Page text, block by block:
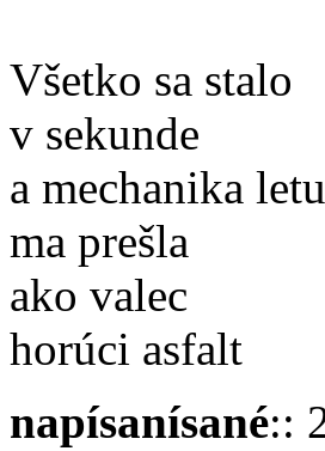
Všetko sa stalo
v sekunde
a mechanika letu
ma prešla
ako valec
horúci asfalt
napísanísané::